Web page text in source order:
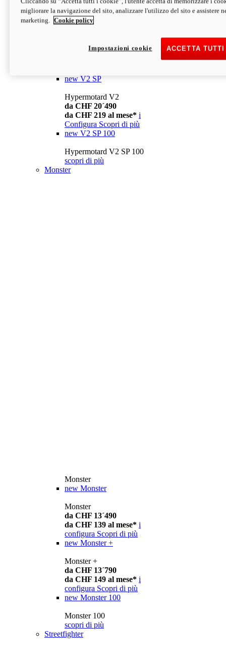
da CHF 13´990
Configura Scopri di più
newV2
da CHF 15´990
new V2 SP
Hypermotard V2
da CHF 20´490
da CHF 219 al mese* i
Configura Scopri di più
new V2 SP 100
Hypermotard V2 SP 100
scopri di più
Monster
Monster
new Monster
Monster
da CHF 13´490
da CHF 139 al mese* i
configura Scopri di più
new Monster +
Monster +
da CHF 13´790
da CHF 149 al mese* i
configura Scopri di più
new Monster 100
Monster 100
scopri di più
Streetfighter
migliorare la navigazione del sito, analizzare l'utilizzo del sito e assistere
marketing.
Cookie policy
ACCETTA
Impostazioni cookie